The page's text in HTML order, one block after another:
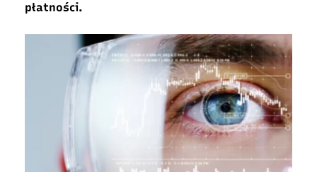
płatności.